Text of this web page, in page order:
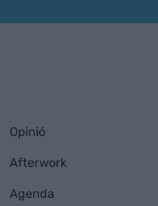
Opinió
Afterwork
Agenda